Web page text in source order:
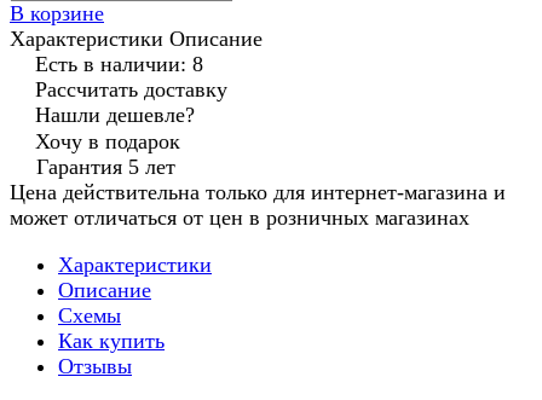
В корзине
Характеристики Описание
Есть в наличии: 8
Рассчитать доставку
Нашли дешевле?
Хочу в подарок
Гарантия 5 лет
Цена действительна только для интернет-магазина и
может отличаться от цен в розничных магазинах
Характеристики
Описание
Схемы
Как купить
Отзывы